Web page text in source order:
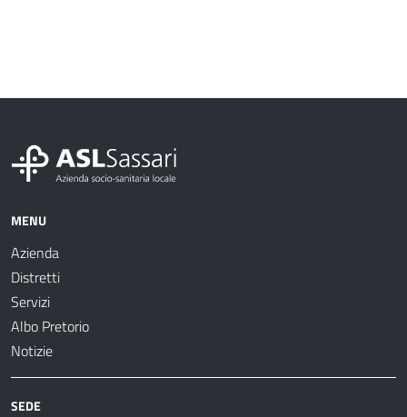
MENU
Azienda
Distretti
Servizi
Albo Pretorio
Notizie
SEDE